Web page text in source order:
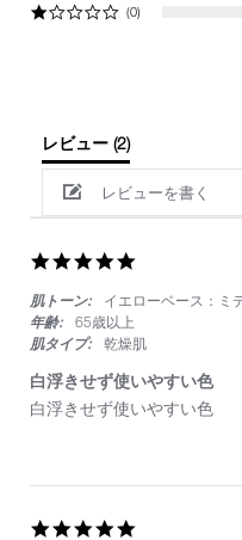
(0)
レビュー (2)
レビューを書く
rating
肌トーン:
イエローベース：ミ
年齢:
65歳以上
肌タイプ:
乾燥肌
白浮きせず使いやすい色
Review
Jul
review
き
ず
白浮きせず使いやすい色